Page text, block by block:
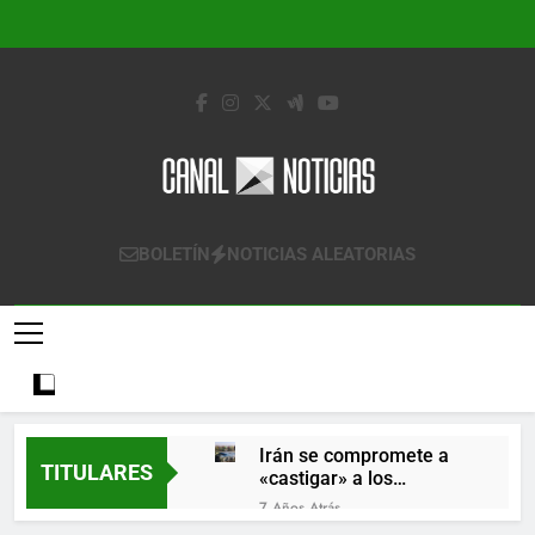
Canal Noticias
Canal Noticias
BOLETÍN NOTICIAS ALEATORIAS
TITULARES
Irán se compromete a
«castigar» a los
responsables de
derribar un avión
7 Años Atrás